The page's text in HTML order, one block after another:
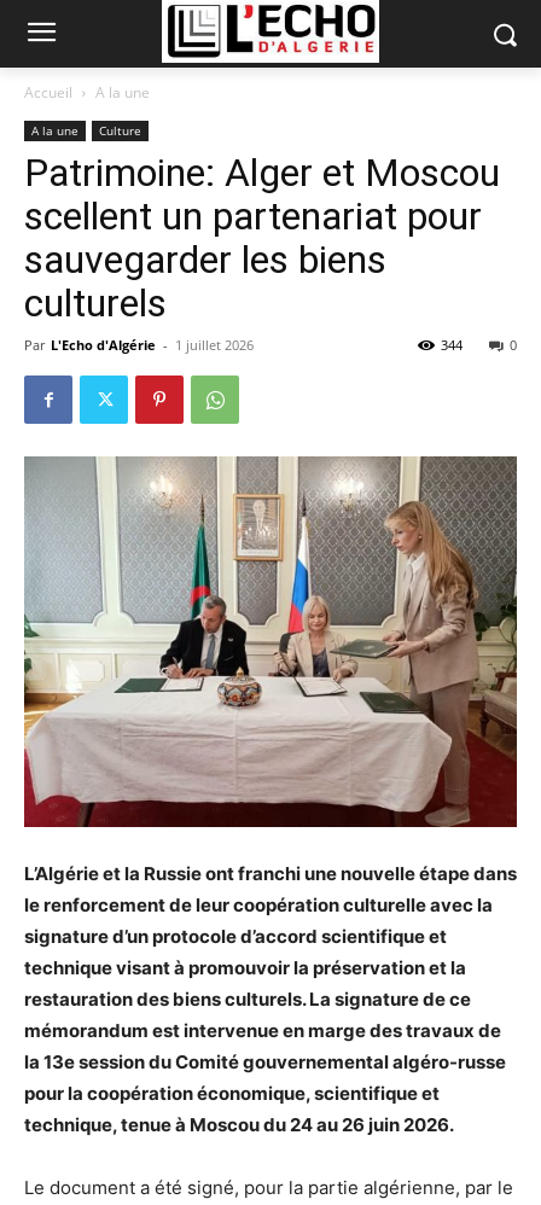
Accueil A la une
A la une Culture
Patrimoine: Alger et Moscou
scellent un partenariat pour
sauvegarder les biens
culturels
Par L'Echo d'Algérie - 1 juillet 2026 0
344
L’Algérie et la Russie ont franchi une nouvelle étape dans
le renforcement de leur coopération culturelle avec la
signature d’un protocole d’accord scientifique et
technique visant à promouvoir la préservation et la
restauration des biens culturels. La signature de ce
mémorandum est intervenue en marge des travaux de
la 13e session du Comité gouvernemental algéro-russe
pour la coopération économique, scientifique et
technique, tenue à Moscou du 24 au 26 juin 2026.
Le document a été signé, pour la partie algérienne, par le